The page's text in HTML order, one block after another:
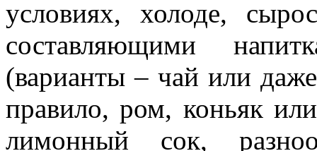
условиях, холоде,
составляющими
(варианты – чай или
правило, ром, коньяк
лимонный сок,